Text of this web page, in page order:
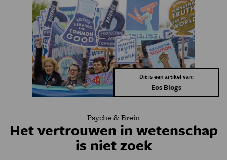
Dit is een artikel van:
Eos Blogs
Psyche & Brein
Het vertrouwen in wetenschap
is niet zoek